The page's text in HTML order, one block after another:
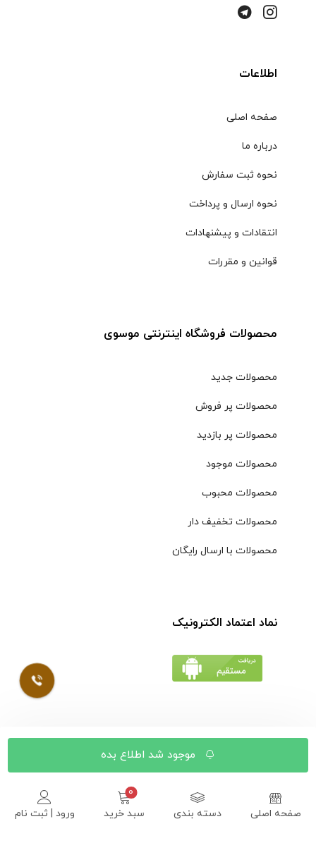
صفحه اصلی دسته بندی سبد خرید ورود | ثبت نام
اطلاعات
صفحه اصلی
درباره ما
نحوه ثبت سفارش
نحوه ارسال و پرداخت
انتقادات و پیشنهادات
قوانین و مقررات
محصولات فروشگاه اینترنتی موسوی
محصولات جدید
محصولات پر فروش
محصولات پر بازدید
محصولات موجود
محصولات محبوب
محصولات تخفیف دار
محصولات با ارسال رایگان
نماد اعتماد الکترونیک
© کلیه حقوق مادی و معنوی محتویات سایت فروشگاه اینترنتی
موسوی محفوظ است |طراحی شده توسط ایلیاسیستم